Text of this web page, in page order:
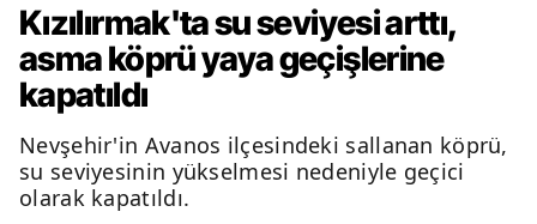
Kızılırmak'ta su seviyesi arttı,
asma köprü yaya geçişlerine
kapatıldı
Nevşehir'in Avanos ilçesindeki sallanan köprü,
su seviyesinin yükselmesi nedeniyle geçici
olarak kapatıldı.